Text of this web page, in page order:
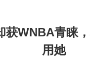
获WNBA青睐
用她